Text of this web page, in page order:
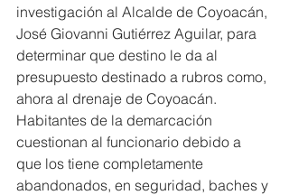
investigación al Alcalde de Coyoacán,
José Giovanni Gutiérrez Aguilar, para
determinar que destino le da al
presupuesto destinado a rubros como,
ahora al drenaje de Coyoacán.
Habitantes de la demarcación
cuestionan al funcionario debido a
que los tiene completamente
abandonados, en seguridad, baches y